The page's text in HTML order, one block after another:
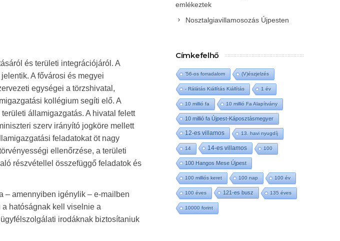
és területi integrációjáról. A
A fővárosi és megyei
egységei a törzshivatal,
kollégium segíti elő. A
államigazgatás. A hivatal felett
szerv irányító jogköre mellett
feladatokat öt nagy
ellenőrzése, a területi
részvétellel összefüggő feladatok és
– amennyiben igénylik – e-mailben
hatóságnak kell viselnie a
irodáknak biztosítaniuk
emlékeztek
Nosztalgiavillamosozás Újpesten
Címkefelhő
'56-os forradalom (V)észjelzés
- Rálátás Kiállítás Kiállítás 1 év
10 millió fa 10 millió Fa Alapítvány
10 millió fa Újpest-Káposztásmegyer
12-es villamos 13. havi nyugdíj
14 14-es villamos 100
100 Hangos Mese Újpest
100 milliós keret 100 nap 100 év
100 éves 121-es busz 135 éves
10000 forint